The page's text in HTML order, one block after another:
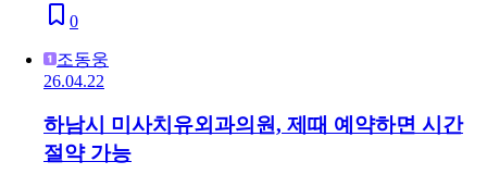
0
조동웅
26.04.22
하남시 미사치유외과의원, 제때 예약하면 시간
절약 가능